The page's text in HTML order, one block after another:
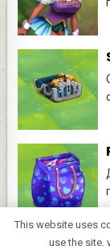
This website uses
use the site,